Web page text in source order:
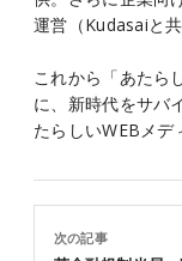
運営（Kudasaiと
これから「あたら
に、新時代をサバ
たらしいWEBメデ
次の記事